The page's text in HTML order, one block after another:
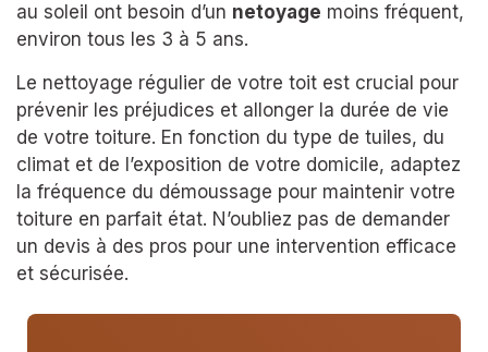
au soleil ont besoin d’un netoyage moins fréquent,
environ tous les 3 à 5 ans.
Le nettoyage régulier de votre toit est crucial pour
prévenir les préjudices et allonger la durée de vie
de votre toiture. En fonction du type de tuiles, du
climat et de l’exposition de votre domicile, adaptez
la fréquence du démoussage pour maintenir votre
toiture en parfait état. N’oubliez pas de demander
un devis à des pros pour une intervention efficace
et sécurisée.